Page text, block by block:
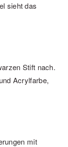
sieht das
Stift nach.
Acrylfarbe,
mit